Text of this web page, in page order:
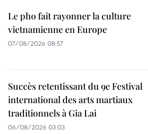
Le pho fait rayonner la culture
vietnamienne en Europe
07/08/2026 08:57
Succès retentissant du 9e Festival
international des arts martiaux
traditionnels à Gia Lai
06/08/2026 03:03